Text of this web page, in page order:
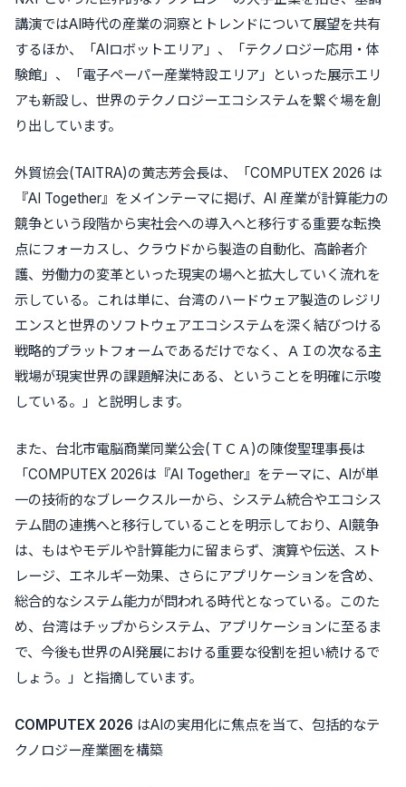
講演ではAI時代の産業の洞察とトレンドについて展望を共有
するほか、「AIロボットエリア」、「テクノロジー応用・体
験館」、「電子ペーパー産業特設エリア」といった展示エリ
アも新設し、世界のテクノロジーエコシステムを繋ぐ場を創
り出しています。
外貿協会(TAITRA)の黄志芳会長は、「COMPUTEX 2026 は
『AI Together』をメインテーマに掲げ、AI 産業が計算能力の
競争という段階から実社会への導入へと移行する重要な転換
点にフォーカスし、クラウドから製造の自動化、高齢者介
護、労働力の変革といった現実の場へと拡大していく流れを
示している。これは単に、台湾のハードウェア製造のレジリ
エンスと世界のソフトウェアエコシステムを深く結びつける
戦略的プラットフォームであるだけでなく、ＡＩの次なる主
戦場が現実世界の課題解決にある、ということを明確に示唆
している。」と説明します。
また、台北市電脳商業同業公会(ＴＣＡ)の陳俊聖理事長は
「COMPUTEX 2026は『AI Together』をテーマに、AIが単
一の技術的なブレークスルーから、システム統合やエコシス
テム間の連携へと移行していることを明示しており、AI競争
は、もはやモデルや計算能力に留まらず、演算や伝送、スト
レージ、エネルギー効果、さらにアプリケーションを含め、
総合的なシステム能力が問われる時代となっている。このた
め、台湾はチップからシステム、アプリケーションに至るま
で、今後も世界のAI発展における重要な役割を担い続けるで
しょう。」と指摘しています。
COMPUTEX 2026 はAIの実用化に焦点を当て、包括的なテ
クノロジー産業圏を構築